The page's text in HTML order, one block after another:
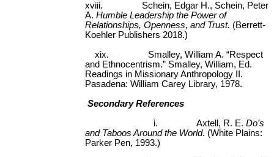
xviii. Schein, Edgar H., Schein, Peter
A.Humble Leadership the Power of
Relationships, Openness, and Trust. (Berrett-
Koehler Publishers 2018.)
xix. Smalley, William A. “Respect
and Ethnocentrism.” Smalley, William, Ed.
Readings in Missionary Anthropology II.
Pasadena: William Carey Library, 1978.
Secondary References
i.Axtell, R. E.Do’s
and Taboos Around the World. (White Plains:
Parker Pen, 1993.)